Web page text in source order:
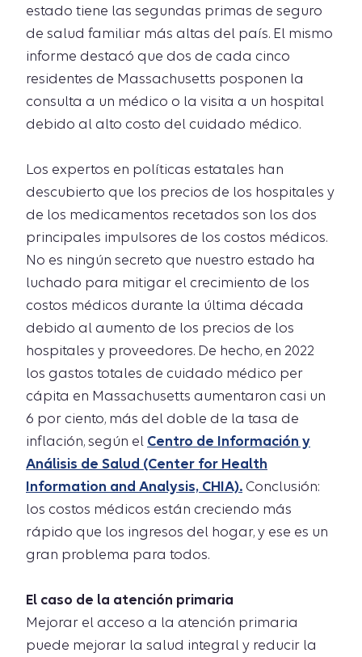
estado tiene las segundas primas de seguro
de salud familiar más altas del país. El mismo
informe destacó que dos de cada cinco
residentes de Massachusetts posponen la
consulta a un médico o la visita a un hospital
debido al alto costo del cuidado médico.
Los expertos en políticas estatales han
descubierto que los precios de los hospitales y
de los medicamentos recetados son los dos
principales impulsores de los costos médicos.
No es ningún secreto que nuestro estado ha
luchado para mitigar el crecimiento de los
costos médicos durante la última década
debido al aumento de los precios de los
hospitales y proveedores. De hecho, en 2022
los gastos totales de cuidado médico per
cápita en Massachusetts aumentaron casi un
6 por ciento, más del doble de la tasa de
inflación, según el Centro de Información y
Análisis de Salud (Center for Health
Information and Analysis, CHIA). Conclusión:
los costos médicos están creciendo más
rápido que los ingresos del hogar, y ese es un
gran problema para todos.
El caso de la atención primaria
Mejorar el acceso a la atención primaria
puede mejorar la salud integral y reducir la